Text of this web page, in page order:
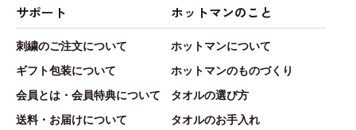
サポート
刺繍のご注文について
ギフト包装について
会員とは・会員特典について
送料・お届けについて
ホットマンのこと
ホットマンについて
ホットマンのものづくり
タオルの選び方
タオルのお手入れ